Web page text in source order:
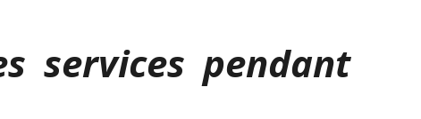
services pendant